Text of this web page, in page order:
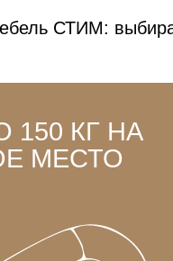
СТИМ:
150 КГ НА
МЕСТО